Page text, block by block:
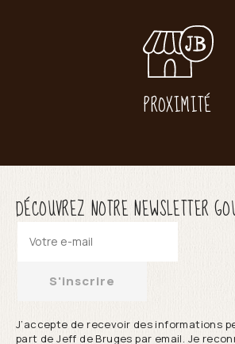
PROXIMITÉ
DÉCOUVREZ NOTRE NEWSLETTER
S'inscrire
J’accepte de recevoir des informations
part de Jeff de Bruges par email. Je